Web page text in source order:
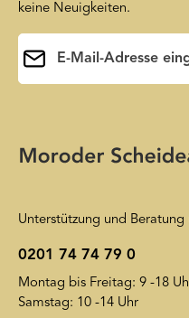
keine Neuigkeiten.
E-Mail-Adresse*
Datenschutzerklärung wird
Unterstützung und Beratung
0201 74 74 79 0
Montag bis Freitag: 9 -18
Samstag: 10 -14 Uhr